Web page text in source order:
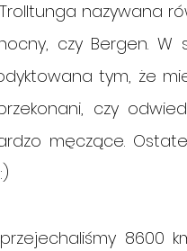
nazywana
czy Bergen. W
tym, że
czy
męczące.
8600